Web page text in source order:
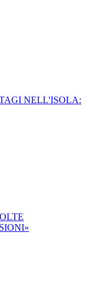
NELL'ISOLA: